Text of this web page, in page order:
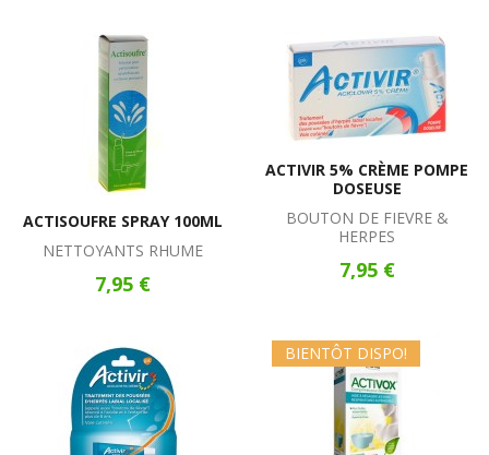
ACTISOUFRE SPRAY 100ML
NETTOYANTS RHUME
7,95 €
ACTIVIR 5% CRÈME POMPE
DOSEUSE
BOUTON DE FIEVRE &
HERPES
7,95 €
BIENTÔT DISPO!